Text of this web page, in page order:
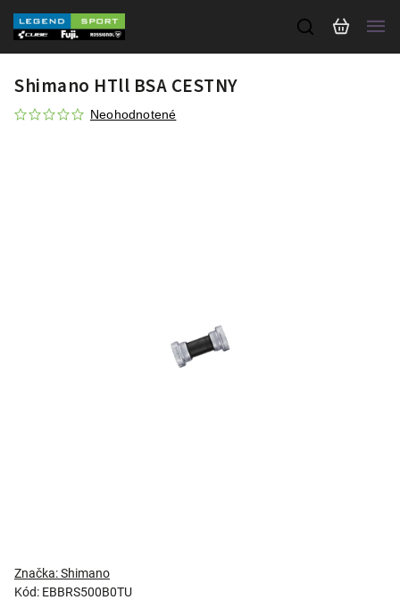
Shimano HTll BSA CESTNY
Neohodnotené
Kód: EBBRS500B0TU
Značka:Shimano